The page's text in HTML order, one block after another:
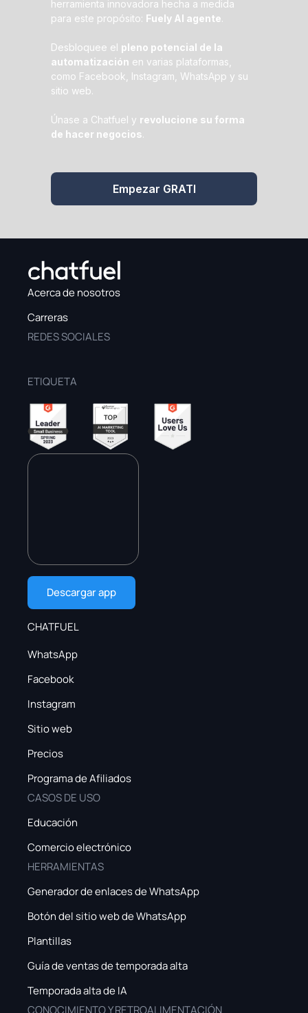
herramienta innovadora hecha a medida
para este propósito: Fuely AI agente.
Desbloquee el pleno potencial de la
automatización en varias plataformas,
como Facebook, Instagram, WhatsApp y su
sitio web.
Únase a Chatfuel y revolucione su forma
de hacer negocios.
Empezar GRATI
Acerca de nosotros
Carreras
REDES SOCIALES
ETIQUETA
Descargar app
CHATFUEL
WhatsApp
Facebook
Instagram
Sitio web
Precios
Programa de Afiliados
CASOS DE USO
Educación
Comercio electrónico
HERRAMIENTAS
Generador de enlaces de WhatsApp
Botón del sitio web de WhatsApp
Plantillas
Guía de ventas de temporada alta
Temporada alta de IA
CONOCIMIENTO Y RETROALIMENTACIÓN